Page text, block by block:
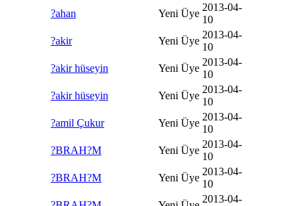
?ahan
Yeni Üye
2013-04-
10
?akir
Yeni Üye
2013-04-
10
?akir hüseyin
Yeni Üye
2013-04-
10
?akir hüseyin
Yeni Üye
2013-04-
10
?amil Çukur
Yeni Üye
2013-04-
10
?BRAH?M
Yeni Üye
2013-04-
10
?BRAH?M
Yeni Üye
2013-04-
10
2013-04-